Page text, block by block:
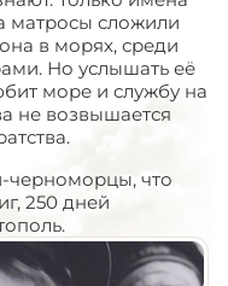
матросы сложили
в морях, среди
Но услышать её
море и службу на
не возвышается
черноморцы, что
250 дней